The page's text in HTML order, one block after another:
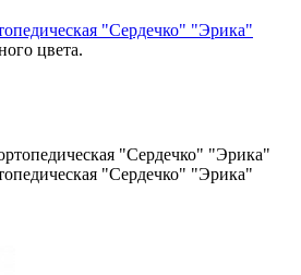
"Сердечко" "Эрика"
цвета.
"Сердечко" "Эрика"